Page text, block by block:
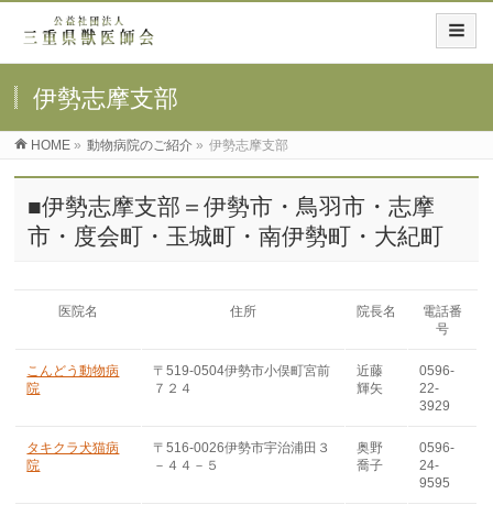
伊勢志摩支部
HOME » 動物病院のご紹介 » 伊勢志摩支部
■伊勢志摩支部＝伊勢市・鳥羽市・志摩
市・度会町・玉城町・南伊勢町・大紀町
医院名 住所 院長名
電話番
号
こんどう動物病
院
〒519-0504伊勢市小俣町宮前
７２４
近藤
輝矢
0596-
22-
3929
タキクラ犬猫病
院
〒516-0026伊勢市宇治浦田３
－４４－５
奥野
喬子
0596-
24-
9595